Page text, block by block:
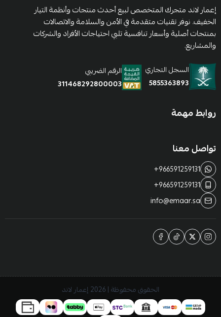
إعمار لاند متجرك المتخصص لبيع أحدث منتجات وأنظمة التيار
الخفيف. نوفر تقنيات متقدمة في الأمن والسلامة والاتصالات
بمنتجات أصلية وأسعار تنافسية تلبي احتياجات الأفراد والشركات
والمشاريع.
السجل التجاري
5855363893
الرقم الضريبي
311468292800003
روابط مهمة
تواصل معنا
+966591259131
+966591259131
info@emaar.sa
الحقوق محفوظة | 2026 إعمار لاند